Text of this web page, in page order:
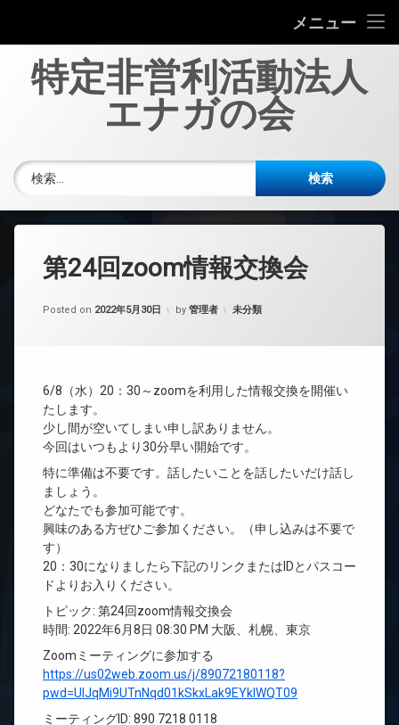
メニュー
投稿一覧
多職種協働の劇について
特定非営利活動法人
エナガの会
電話番号:
第24回zoom情報交換会
Posted on 2022年5月30日 by 管理者 カテゴリー:
未分類
6/8（水）20：30～zoomを利用した情報交換を開催い
たします。
少し間が空いてしまい申し訳ありません。
今回はいつもより30分早い開始です。
特に準備は不要です。話したいことを話したいだけ話し
ましょう。
どなたでも参加可能です。
興味のある方ぜひご参加ください。（申し込みは不要で
す）
20：30になりましたら下記のリンクまたはIDとパスコー
ドよりお入りください。
トピック: 第24回zoom情報交換会
時間: 2022年6月8日 08:30 PM 大阪、札幌、東京
Zoomミーティングに参加する
https://us02web.zoom.us/j/89072180118?
pwd=UlJqMi9UTnNqd01kSkxLak9EYklWQT09
ミーティングID: 890 7218 0118